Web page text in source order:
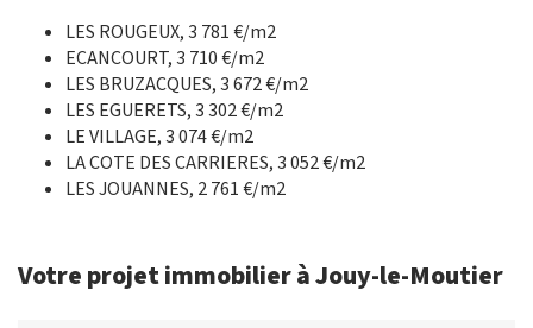
LES ROUGEUX, 3 781 €/m2
ECANCOURT, 3 710 €/m2
LES BRUZACQUES, 3 672 €/m2
LES EGUERETS, 3 302 €/m2
LE VILLAGE, 3 074 €/m2
LA COTE DES CARRIERES, 3 052 €/m2
LES JOUANNES, 2 761 €/m2
Votre projet immobilier à Jouy-le-Moutier